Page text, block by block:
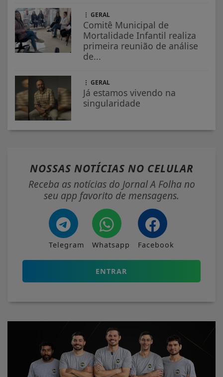
GERAL
Comitê Municipal de
Mortalidade Infantil realiza
primeira reunião de análise
de...
GERAL
Já estamos vivendo na
singularidade
NOSSAS NOTÍCIAS NO CELULAR
Receba as notícias do Jornal A Folha no
seu app favorito de mensagens.
Telegram Whatsapp Facebook
ENTRAR